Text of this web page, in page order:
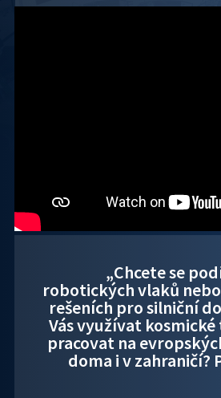
„Chcete se
robotických vlaků
rešeních pro silniční
Vás využívat
pracovat na
doma i v zahraničí?